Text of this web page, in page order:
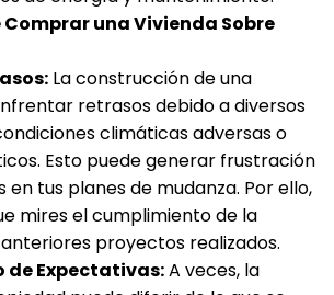
una Vivienda Sobre
La construcción de una
retrasos debido a diversos
climáticas adversas o
Esto puede generar frustración
tus planes de mudanza. Por ello,
mires el cumplimiento de la
proyectos realizados.
Expectativas:A veces, la